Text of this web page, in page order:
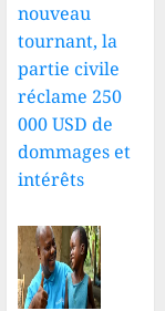
nouveau
tournant, la
partie civile
réclame 250
000 USD de
dommages et
intérêts